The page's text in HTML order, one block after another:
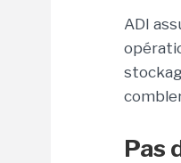
ADI
Pas